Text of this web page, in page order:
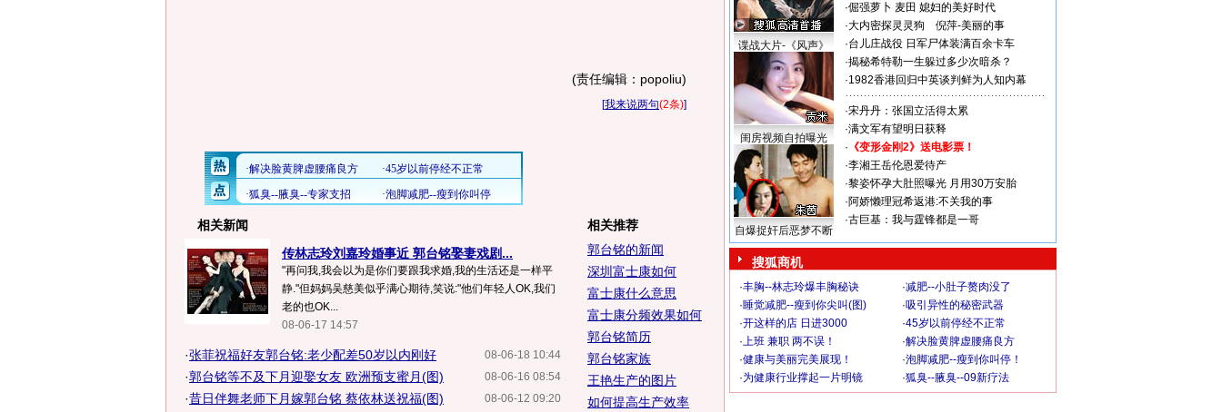
(责任编辑：popoliu)
[我来说两句(2条)]
相关新闻
传林志玲刘嘉玲婚事近 郭台铭娶妻戏剧...
"再问我,我会以为是你们要跟我求婚,我的生活还是一样平
静."但妈妈吴慈美似乎满心期待,笑说:"他们年轻人OK,我们
老的也OK...
08-06-17 14:57
08-06-18 10:44
·张菲祝福好友郭台铭:老少配差50岁以内刚好
08-06-16 08:54
·郭台铭等不及下月迎娶女友 欧洲预支蜜月(图)
08-06-12 09:20
·昔日伴舞老师下月嫁郭台铭 蔡依林送祝福(图)
相关推荐
郭台铭的新闻
深圳富士康如何
富士康什么意思
富士康分频效果如何
郭台铭简历
郭台铭家族
王艳生产的图片
如何提高生产效率
谍战大片-《风声》
闺房视频自拍曝光
自爆捉奸后恶梦不断
·倔强萝卜 麦田 媳妇的美好时代
·大内密探灵灵狗
倪萍-美丽的事
·台儿庄战役 日军尸体装满百余卡车
·揭秘希特勒一生躲过多少次暗杀？
·1982香港回归中英谈判鲜为人知内幕
·宋丹丹：张国立活得太累
·满文军有望明日获释
· 《变形金刚2》送电影票！
·李湘王岳伦恩爱待产
·黎姿怀孕大肚照曝光 月用30万安胎
·阿娇懒理冠希返港:不关我的事
·古巨基：我与霆锋都是一哥
搜狐商机
·丰胸--林志玲爆丰胸秘诀 ·减肥--小肚子赘肉没了
·睡觉减肥--瘦到你尖叫(图) ·吸引异性的秘密武器
·开这样的店 日进3000 ·45岁以前停经不正常
·上班 兼职 两不误！ ·解决脸黄脾虚腰痛良方
·健康与美丽完美展现！ ·泡脚减肥--瘦到你叫停！
·为健康行业撑起一片明镜 ·狐臭--腋臭--09新疗法